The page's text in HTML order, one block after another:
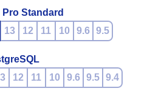
Standard
13 12 11 10 9.6 9.5
12 11 10 9.6 9.5 9.4